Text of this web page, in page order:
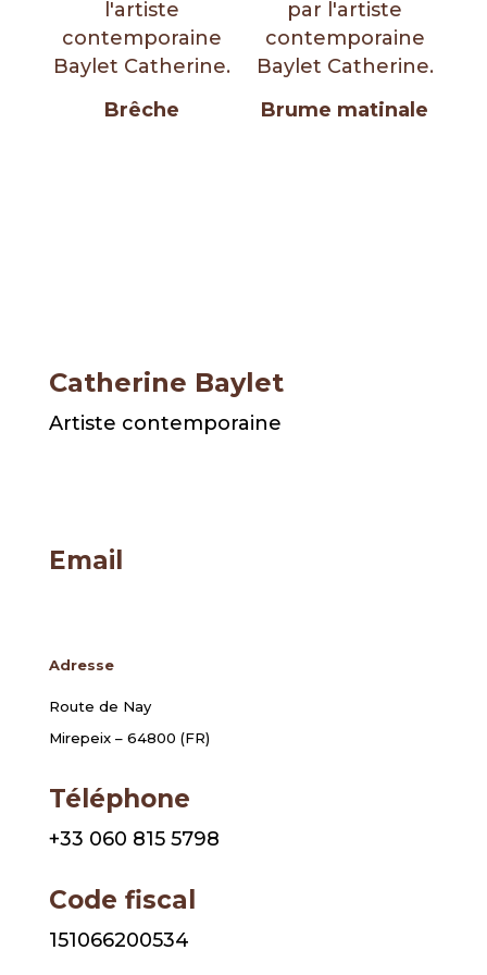
Brêche Brume matinale
Catherine Baylet
Artiste contemporaine
Email
Adresse
Route de Nay
Mirepeix – 64800 (FR)
Téléphone
+33 060 815 5798
Code fiscal
151066200534